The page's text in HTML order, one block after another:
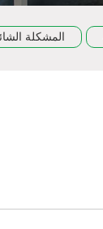
المشكلة